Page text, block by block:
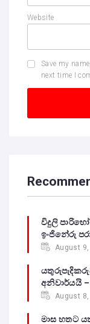
Website
Save my
next time I
විදුලි
ඉංජිනේරු
August
අනිවාර්යයි
August
මාස හතට